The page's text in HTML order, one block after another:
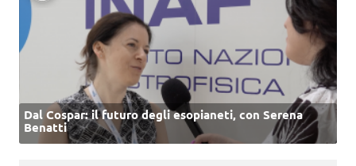
Dal Cospar: il futuro degli esopianeti, con Serena
Benatti